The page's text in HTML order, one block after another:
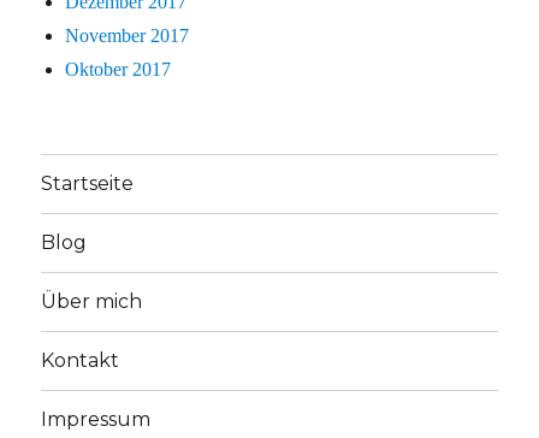
November 2017
Oktober 2017
Startseite
Blog
Über mich
Kontakt
Impressum